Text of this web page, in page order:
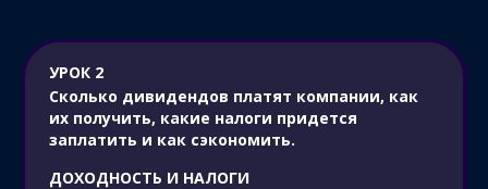
УРОК 2
Сколько дивидендов платят компании, как
их получить, какие налоги придется
заплатить и как сэкономить.
ДОХОДНОСТЬ И НАЛОГИ